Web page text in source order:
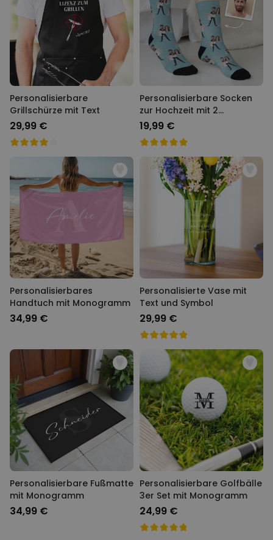
Personalisierbare
Grillschürze mit Text
29,99 €
Personalisierbare Socken
zur Hochzeit mit 2
Gesichtern
19,99 €
Personalisierbares
Handtuch mit Monogramm
34,99 €
Personalisierte Vase mit
Text und Symbol
29,99 €
Personalisierbare Fußmatte
mit Monogramm
34,99 €
Personalisierbare Golfbälle
3er Set mit Monogramm
24,99 €